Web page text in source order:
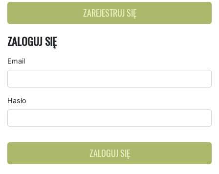
ZAREJESTRUJ SIĘ
ZALOGUJ SIĘ
Email
Hasło
ZALOGUJ SIĘ